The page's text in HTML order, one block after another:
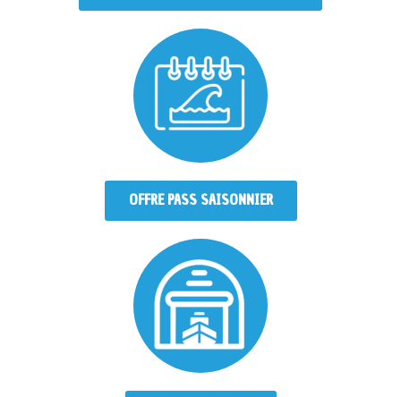
OFFRE PASS SAISONNIER